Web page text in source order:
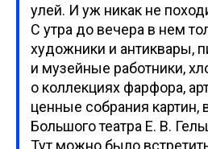
улей. И уж никак не
С утра до вечера в нем
художники и антиквары,
и музейные работники,
о коллекциях фарфора,
ценные собрания картин,
Большого театра Е. В.
Тут можно было